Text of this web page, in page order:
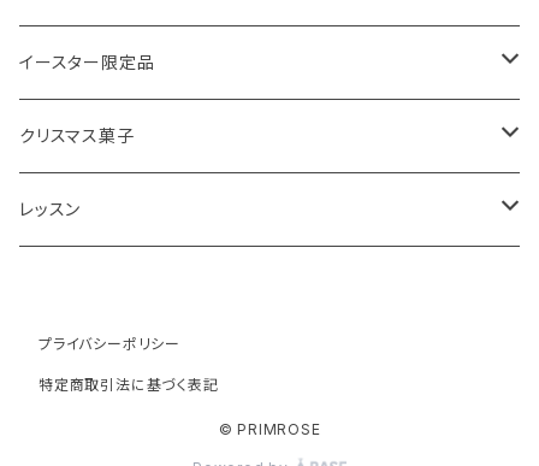
アールグレイ
いちご
オーガニックラベンダー
抹茶と小豆
栗のスコーン
苺ミルク
ウエリッシュケーキ
ヴィクトリアサンドイッチケーキ
オレンジとポピーシードのケーキ
シードケーキ
リーフ
ティーバッグ
セイロンティー
ディンブラ
ウバ
ルフナ
紅茶ギフト
紅茶・お菓子ギフト
薔薇の紅茶
イングリッシュブレックファースト
インテリア
紅茶缶
本
テーブル雑貨・器
イースター限定品
ビスケット・クッキー
アイシングクッキー
クリスマス菓子
ミンスパイ
ジンジャーブレッドマン
レッスン
オンラインレッスン
プライバシーポリシー
特定商取引法に基づく表記
© PRIMROSE